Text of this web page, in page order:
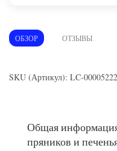
ОБЗОР ОТЗЫВЫ
SKU (Артикул): LC-00005222
Общая
пряников и